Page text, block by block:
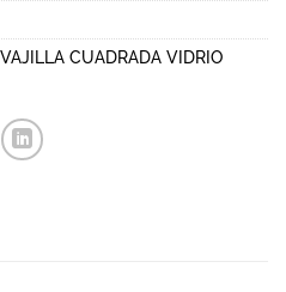
CUADRADA VIDRIO